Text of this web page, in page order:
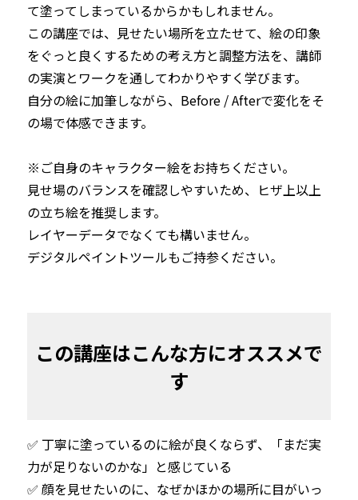
て塗ってしまっているからかもしれません。
この講座では、見せたい場所を立たせて、絵の印象
をぐっと良くするための考え方と調整方法を、講師
の実演とワークを通してわかりやすく学びます。
自分の絵に加筆しながら、Before / Afterで変化をそ
の場で体感できます。
※ご自身のキャラクター絵をお持ちください。
見せ場のバランスを確認しやすいため、ヒザ上以上
の立ち絵を推奨します。
レイヤーデータでなくても構いません。
デジタルペイントツールもご持参ください。
この講座はこんな方にオススメで
す
✅ 丁寧に塗っているのに絵が良くならず、「まだ実
力が足りないのかな」と感じている
✅ 顔を見せたいのに、なぜかほかの場所に目がいっ